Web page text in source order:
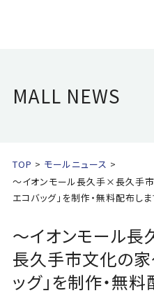
MALL NEWS
TOP
モールニュース
～イオンモール長久手×長久手
エコバッグ」を制作・無料配布しま
～イオンモール
長久手市文化の家
ッグ」を制作・無料